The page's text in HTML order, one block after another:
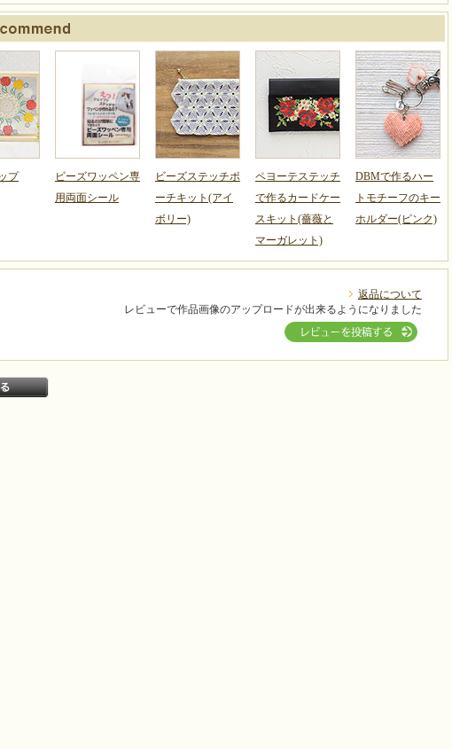
プ
ビーズワッペン専
用両面シール
ビーズステッチポ
ーチキット(アイ
ボリー)
ペヨーテステッチ
で作るカードケー
スキット(薔薇と
マーガレット)
DBMで作るハー
トモチーフのキー
ホルダー(ピンク)
返品について
レビューで作品画像のアップロードが出来るようになりました